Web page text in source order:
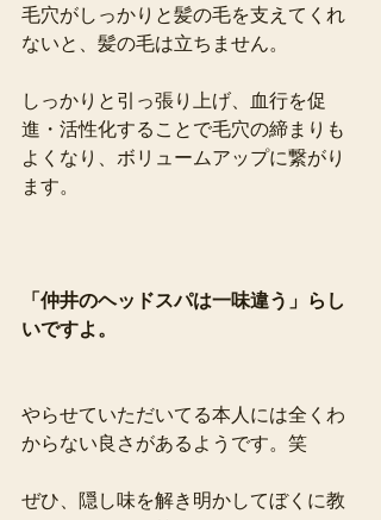
毛穴がしっかりと髪の毛を支えてくれ
ないと、髪の毛は立ちません。
しっかりと引っ張り上げ、血行を促
進・活性化することで毛穴の締まりも
よくなり、ボリュームアップに繋がり
ます。
「仲井のヘッドスパは一味違う」らし
いですよ。
やらせていただいてる本人には全くわ
からない良さがあるようです。笑
ぜひ、隠し味を解き明かしてぼくに教